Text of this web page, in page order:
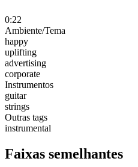
0:22
Ambiente/Tema
happy
uplifting
advertising
corporate
Instrumentos
guitar
strings
Outras tags
instrumental
Faixas semelhantes